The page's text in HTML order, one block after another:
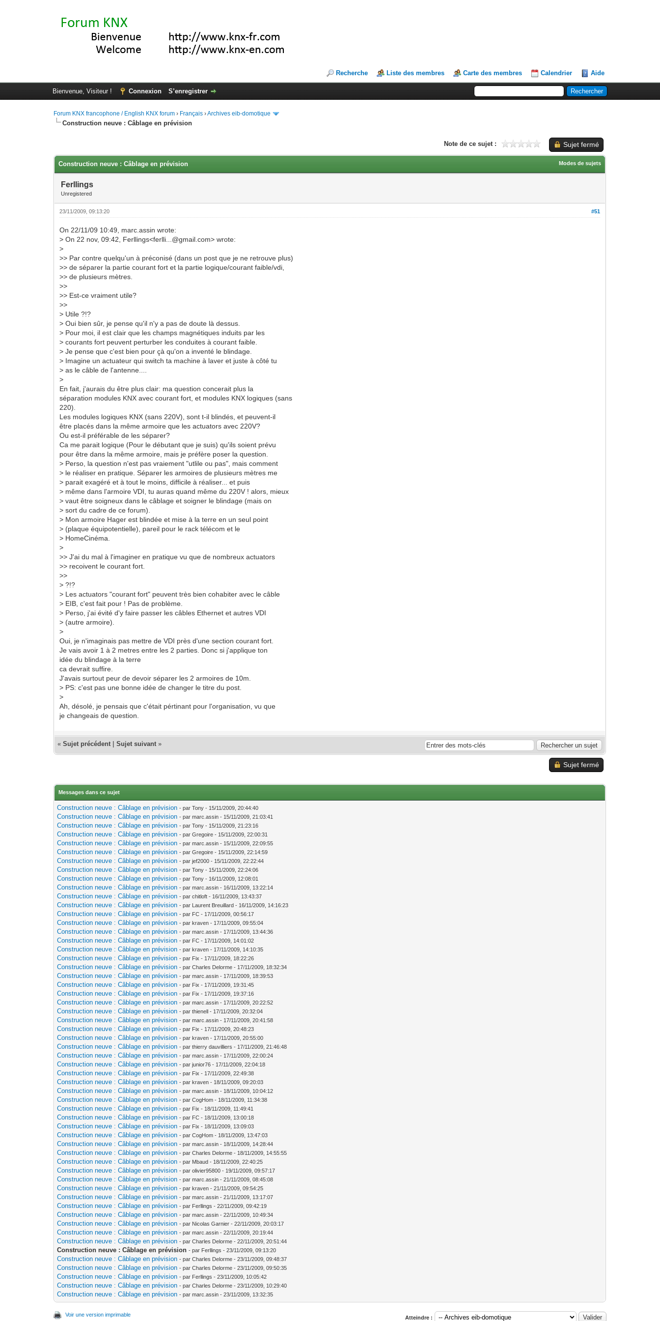
Recherche Liste des membres Carte des membres Calendrier Aide
Bienvenue, Visiteur ! Connexion S’enregistrer
Forum KNX francophone / English KNX forum › Français ›Archives eib-domotique
Construction neuve : Câblage en prévision
Sujet fermé
Note de ce sujet :
Modes de sujets
Construction neuve : Câblage en prévision
Ferllings
Unregistered
#51
23/11/2009, 09:13:20
On 22/11/09 10:49, marc.assin wrote:
> On 22 nov, 09:42, Ferllings<ferlli...@gmail.com> wrote:
>
>> Par contre quelqu'un à préconisé (dans un post que je ne retrouve plus)
>> de séparer la partie courant fort et la partie logique/courant faible/vdi,
>> de plusieurs mètres.
>>
>> Est-ce vraiment utile?
>>
> Utile ?!?
> Oui bien sûr, je pense qu'il n'y a pas de doute là dessus.
> Pour moi, il est clair que les champs magnétiques induits par les
> courants fort peuvent perturber les conduites à courant faible.
> Je pense que c'est bien pour çà qu'on a inventé le blindage.
> Imagine un actuateur qui switch ta machine à laver et juste à côté tu
> as le câble de l'antenne....
>
En fait, j'aurais du être plus clair: ma question concerait plus la
séparation modules KNX avec courant fort, et modules KNX logiques (sans
220).
Les modules logiques KNX (sans 220V), sont t-il blindés, et peuvent-il
être placés dans la même armoire que les actuators avec 220V?
Ou est-il préférable de les séparer?
Ca me parait logique (Pour le débutant que je suis) qu'ils soient prévu
pour être dans la même armoire, mais je préfère poser la question.
> Perso, la question n'est pas vraiement "utlile ou pas", mais comment
> le réaliser en pratique. Séparer les armoires de plusieurs mètres me
> parait exagéré et à tout le moins, difficile à réaliser... et puis
> même dans l'armoire VDI, tu auras quand même du 220V ! alors, mieux
> vaut être soigneux dans le câblage et soigner le blindage (mais on
> sort du cadre de ce forum).
> Mon armoire Hager est blindée et mise à la terre en un seul point
> (plaque équipotentielle), pareil pour le rack télécom et le
> HomeCinéma.
>
>> J'ai du mal à l'imaginer en pratique vu que de nombreux actuators
>> recoivent le courant fort.
>>
> ?!?
> Les actuators "courant fort" peuvent très bien cohabiter avec le câble
> EIB, c'est fait pour ! Pas de problème.
> Perso, j'ai évité d'y faire passer les câbles Ethernet et autres VDI
> (autre armoire).
>
Oui, je n'imaginais pas mettre de VDI près d'une section courant fort.
Je vais avoir 1 à 2 metres entre les 2 parties. Donc si j'applique ton
idée du blindage à la terre
ca devrait suffire.
J'avais surtout peur de devoir séparer les 2 armoires de 10m.
> PS: c'est pas une bonne idée de changer le titre du post.
>
Ah, désolé, je pensais que c'était pértinant pour l'organisation, vu que
je changeais de question.
«Sujet précédent |Sujet suivant »
Sujet fermé
Messages dans ce sujet
Construction neuve : Câblage en prévision - par Tony - 15/11/2009, 20:44:40
Construction neuve : Câblage en prévision - par marc.assin - 15/11/2009, 21:03:41
Construction neuve : Câblage en prévision - par Tony - 15/11/2009, 21:23:16
Construction neuve : Câblage en prévision - par Gregoire - 15/11/2009, 22:00:31
Construction neuve : Câblage en prévision - par marc.assin - 15/11/2009, 22:09:55
Construction neuve : Câblage en prévision - par Gregoire - 15/11/2009, 22:14:59
Construction neuve : Câblage en prévision - par jef2000 - 15/11/2009, 22:22:44
Construction neuve : Câblage en prévision - par Tony - 15/11/2009, 22:24:06
Construction neuve : Câblage en prévision - par Tony - 16/11/2009, 12:08:01
Construction neuve : Câblage en prévision - par marc.assin - 16/11/2009, 13:22:14
Construction neuve : Câblage en prévision - par chitloft - 16/11/2009, 13:43:37
Construction neuve : Câblage en prévision - par Laurent Breuillard - 16/11/2009, 14:16:23
Construction neuve : Câblage en prévision - par FC - 17/11/2009, 00:56:17
Construction neuve : Câblage en prévision - par kraven - 17/11/2009, 09:55:04
Construction neuve : Câblage en prévision - par marc.assin - 17/11/2009, 13:44:36
Construction neuve : Câblage en prévision - par FC - 17/11/2009, 14:01:02
Construction neuve : Câblage en prévision - par kraven - 17/11/2009, 14:10:35
Construction neuve : Câblage en prévision - par Fix - 17/11/2009, 18:22:26
Construction neuve : Câblage en prévision - par Charles Delorme - 17/11/2009, 18:32:34
Construction neuve : Câblage en prévision - par marc.assin - 17/11/2009, 18:39:53
Construction neuve : Câblage en prévision - par Fix - 17/11/2009, 19:31:45
Construction neuve : Câblage en prévision - par Fix - 17/11/2009, 19:37:16
Construction neuve : Câblage en prévision - par marc.assin - 17/11/2009, 20:22:52
Construction neuve : Câblage en prévision - par thienell - 17/11/2009, 20:32:04
Construction neuve : Câblage en prévision - par marc.assin - 17/11/2009, 20:41:58
Construction neuve : Câblage en prévision - par Fix - 17/11/2009, 20:48:23
Construction neuve : Câblage en prévision - par kraven - 17/11/2009, 20:55:00
Construction neuve : Câblage en prévision - par thierry dauvilliers - 17/11/2009, 21:46:48
Construction neuve : Câblage en prévision - par marc.assin - 17/11/2009, 22:00:24
Construction neuve : Câblage en prévision - par junior76 - 17/11/2009, 22:04:18
Construction neuve : Câblage en prévision - par Fix - 17/11/2009, 22:49:38
Construction neuve : Câblage en prévision - par kraven - 18/11/2009, 09:20:03
Construction neuve : Câblage en prévision - par marc.assin - 18/11/2009, 10:04:12
Construction neuve : Câblage en prévision - par CogHom - 18/11/2009, 11:34:38
Construction neuve : Câblage en prévision - par Fix - 18/11/2009, 11:49:41
Construction neuve : Câblage en prévision - par FC - 18/11/2009, 13:00:18
Construction neuve : Câblage en prévision - par Fix - 18/11/2009, 13:09:03
Construction neuve : Câblage en prévision - par CogHom - 18/11/2009, 13:47:03
Construction neuve : Câblage en prévision - par marc.assin - 18/11/2009, 14:28:44
Construction neuve : Câblage en prévision - par Charles Delorme - 18/11/2009, 14:55:55
Construction neuve : Câblage en prévision - par Mbaud - 18/11/2009, 22:40:25
Construction neuve : Câblage en prévision - par olivier95800 - 19/11/2009, 09:57:17
Construction neuve : Câblage en prévision - par marc.assin - 21/11/2009, 08:45:08
Construction neuve : Câblage en prévision - par kraven - 21/11/2009, 09:54:25
Construction neuve : Câblage en prévision - par marc.assin - 21/11/2009, 13:17:07
Construction neuve : Câblage en prévision - par Ferllings - 22/11/2009, 09:42:19
Construction neuve : Câblage en prévision - par marc.assin - 22/11/2009, 10:49:34
Construction neuve : Câblage en prévision - par Nicolas Garnier - 22/11/2009, 20:03:17
Construction neuve : Câblage en prévision - par marc.assin - 22/11/2009, 20:19:44
Construction neuve : Câblage en prévision - par Charles Delorme - 22/11/2009, 20:51:44
Construction neuve : Câblage en prévision - par Ferllings - 23/11/2009, 09:13:20
Construction neuve : Câblage en prévision - par Charles Delorme - 23/11/2009, 09:48:37
Construction neuve : Câblage en prévision - par Charles Delorme - 23/11/2009, 09:50:35
Construction neuve : Câblage en prévision - par Ferllings - 23/11/2009, 10:05:42
Construction neuve : Câblage en prévision - par Charles Delorme - 23/11/2009, 10:29:40
Construction neuve : Câblage en prévision - par marc.assin - 23/11/2009, 13:32:35
Voir une version imprimable Atteindre :